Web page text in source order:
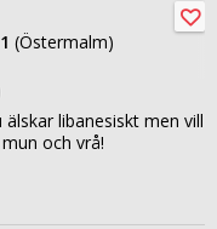
(Östermalm)
älskar libanesiskt men vill
och vrå!